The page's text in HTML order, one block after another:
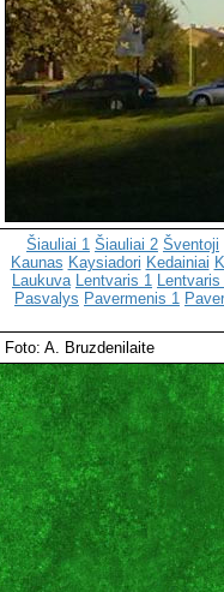
Šiauliai 1 Šiauliai 2 Šventoji
Kaunas Kaysiadori Kedainiai
Laukuva Lentvaris 1 Lentvaris
Pasvalys Pavermenis 1
Foto: A. Bruzdenilaite